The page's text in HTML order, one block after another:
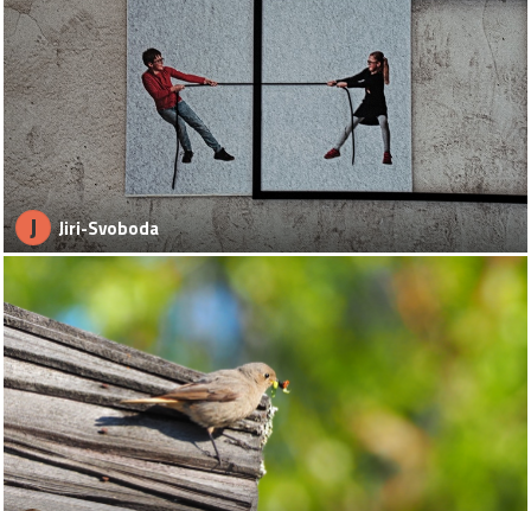
J Jiri-Svoboda